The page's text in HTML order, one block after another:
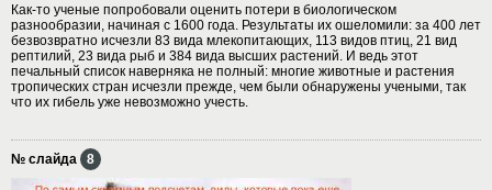
Как-то ученые попробовали оценить потери в биологическом
разнообразии, начиная с 1600 года. Результаты их ошеломили: за 400 лет
безвозвратно исчезли 83 вида млекопитающих, 113 видов птиц, 21 вид
рептилий, 23 вида рыб и 384 вида высших растений. И ведь этот
печальный список наверняка не полный: многие животные и растения
тропических стран исчезли прежде, чем были обнаружены учеными, так
что их гибель уже невозможно учесть.
№ слайда 8